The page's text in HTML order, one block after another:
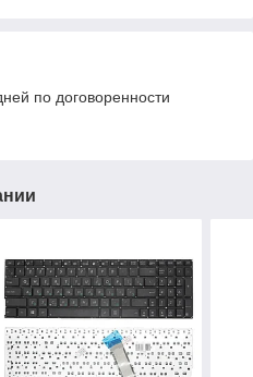
по договоренности